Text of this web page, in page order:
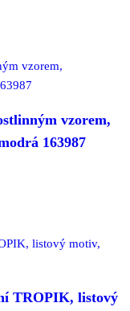
vzorem,
163987
TROPIK, listový